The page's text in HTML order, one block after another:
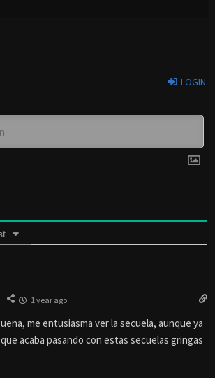
LOGIN
1 year ago
me entusiasma ver la secuela, aunque ya
acaba pasando con estas secuelas gringas